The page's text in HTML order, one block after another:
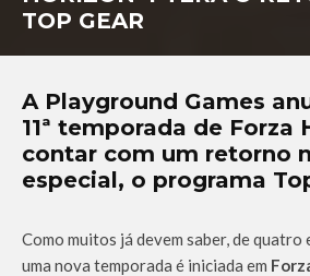
TOP GEAR
A Playground Games
11ª temporada de Forza
contar com um retorno
especial, o programa
Como muitos já devem saber, de quatro
uma nova temporada é iniciada em